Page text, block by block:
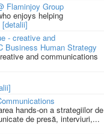
Flaminjoy Group
enjoys helping
[detalii]
- creative and
Business Human Strategy
and communications
hands-on a strategiilor de
de presă, interviuri,...